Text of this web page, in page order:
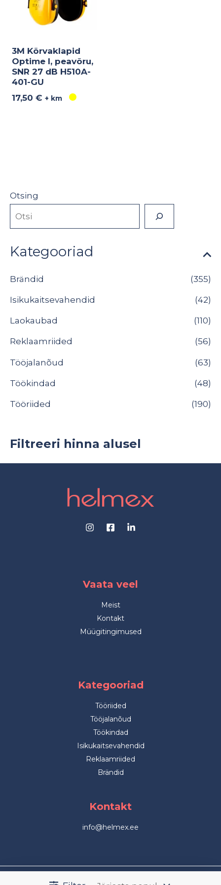
Otsing
Kategooriad
Brändid (355)
Isikukaitsevahendid (42)
Laokaubad (110)
Reklaamriided (56)
Tööjalanõud (63)
Töökindad (48)
Tööriided (190)
Filtreeri hinna alusel
3M Kõrvaklapid
Optime I, peavõru,
SNR 27 dB H510A-
401-GU
17,50 € + km
Vaata veel
Meist
Kontakt
Müügitingimused
Kategooriad
Tööriided
Tööjalanõud
Töökindad
Isikukaitsevahendid
Reklaamriided
Brändid
Kontakt
info@helmex.ee